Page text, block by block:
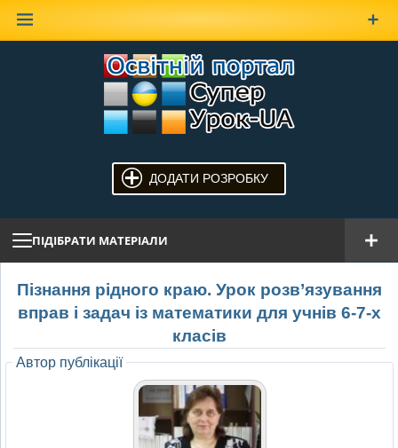
ДОДАТИ РОЗРОБКУ
ПІДІБРАТИ МАТЕРІАЛИ
Пізнання рідного краю. Урок розв’язування
вправ і задач із математики для учнів 6-7-х
класів
Автор публікації